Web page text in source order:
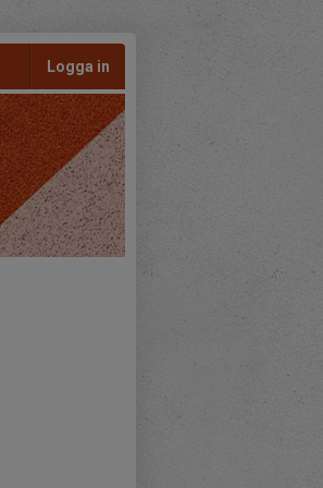
Logga in